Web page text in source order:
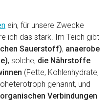
ein, für unsere Zwecke
ich das stark. Im Teich gibt
Sauerstoff), anaerobe
, solche, die Nährstoffe
(Fette, Kohlenhydrate,
genannt, und
Verbindungen